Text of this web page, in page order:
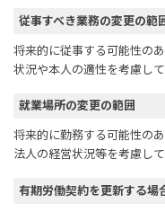
従事すべき業務の変更の範
将来的に従事する可能性の
状況や本人の適性を考慮し
就業場所の変更の範囲
将来的に勤務する可能性の
法人の経営状況等を考慮し
有期労働契約を更新する場